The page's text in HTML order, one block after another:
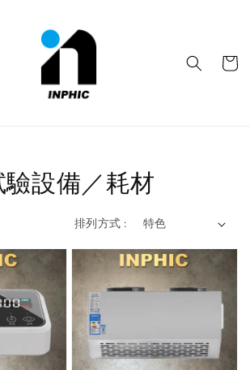
驗設備／耗材
排列方式 :